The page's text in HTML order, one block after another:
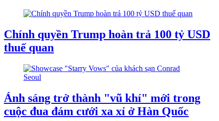
Chính quyền Trump hoàn trả 100 tỷ USD
thuế quan
Ánh sáng trở thành "vũ khí" mới trong
cuộc đua đám cưới xa xỉ ở Hàn Quốc